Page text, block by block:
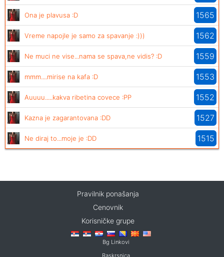
Ona je plavusa :D 1565
Vreme napojle je samo za spavanje :))) 1562
Ne muci ne vise...nama se spava,ne vidis? :D 1559
mmm....mirise na kafa :D 1553
Auuuu.....kakva ribetina covece :PP 1552
Kazna je zagarantovana :DD 1527
Ne diraj to...moje je :DD 1515
Pravilnik ponašanja
Cenovnik
Korisničke grupe
Bg Linkovi
Raskrsnica